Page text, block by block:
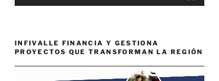
INFIVALLE FINANCIA Y GESTIONA
PROYECTOS QUE TRANSFORMAN LA REGIÓN